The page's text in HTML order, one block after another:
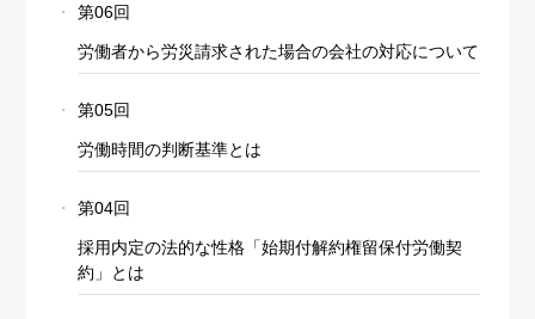
第06回
労働者から労災請求された場合の会社の対応について
第05回
労働時間の判断基準とは
第04回
採用内定の法的な性格「始期付解約権留保付労働契
約」とは